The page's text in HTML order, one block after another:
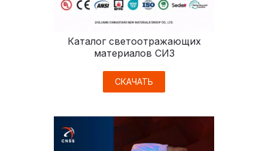
Каталог светоотражающих
материалов СИЗ
СКАЧАТЬ